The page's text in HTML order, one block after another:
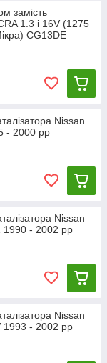
замість
1.3 i 16V (1275
CG13DE
Nissan
- 2000 рр
Nissan
1990 - 2002 рр
Nissan
1993 - 2002 рр